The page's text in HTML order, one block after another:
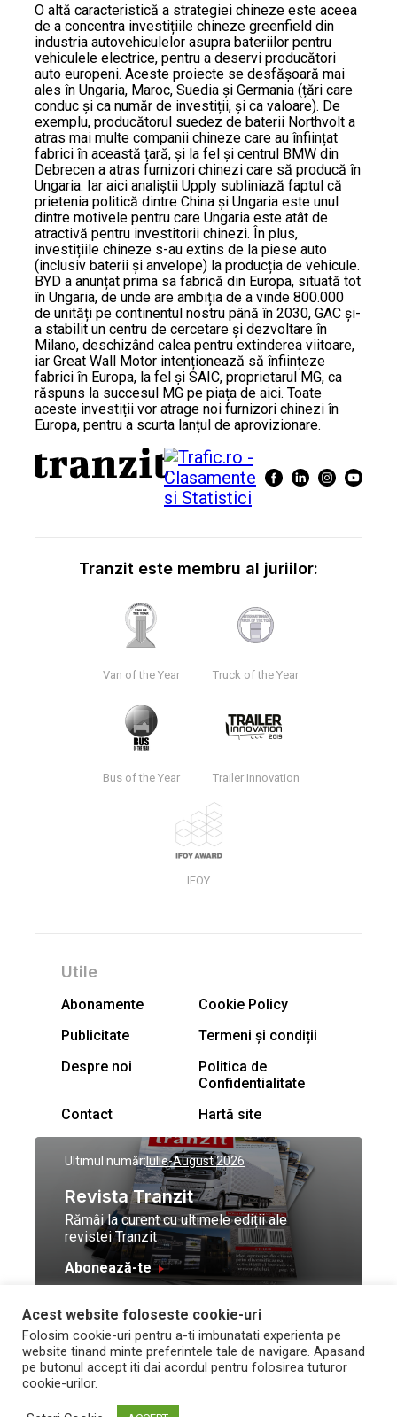
O altă caracteristică a strategiei chineze este aceea
de a concentra investițiile chineze greenfield din
industria autovehiculelor asupra bateriilor pentru
vehiculele electrice, pentru a deservi producători
auto europeni. Aceste proiecte se desfășoară mai
ales în Ungaria, Maroc, Suedia și Germania (țări care
conduc și ca număr de investiții, și ca valoare). De
exemplu, producătorul suedez de baterii Northvolt a
atras mai multe companii chineze care au înființat
fabrici în această țară, și la fel și centrul BMW din
Debrecen a atras furnizori chinezi care să producă în
Ungaria. Iar aici analiștii Upply subliniază faptul că
prietenia politică dintre China și Ungaria este unul
dintre motivele pentru care Ungaria este atât de
atractivă pentru investitorii chinezi. În plus,
investițiile chineze s-au extins de la piese auto
(inclusiv baterii și anvelope) la producția de vehicule.
BYD a anunțat prima sa fabrică din Europa, situată tot
în Ungaria, de unde are ambiția de a vinde 800.000
de unități pe continentul nostru până în 2030, GAC și-
a stabilit un centru de cercetare și dezvoltare în
Milano, deschizând calea pentru extinderea viitoare,
iar Great Wall Motor intenționează să înființeze
fabrici în Europa, la fel și SAIC, proprietarul MG, ca
răspuns la succesul MG pe piața de aici. Toate
aceste investiții vor atrage noi furnizori chinezi în
Europa, pentru a scurta lanțul de aprovizionare.
Tranzit este membru al juriilor:
Van of the Year Truck of the Year
Bus of the Year Trailer Innovation
IFOY
Utile
Abonamente
Cookie Policy
Publicitate
Termeni și condiții
Despre noi
Politica de
Confidentialitate
Contact
Hartă site
Ultimul număr:Iulie-August 2026
Revista Tranzit
Rămâi la curent cu ultimele ediții ale
revistei Tranzit
Abonează-te
© Toate drepturile
rezervate Trafic Media
2026
Design by
and development by Neo
Vision Technologies
Acest website foloseste cookie-uri
Folosim cookie-uri pentru a-ti imbunatati experienta pe
website tinand minte preferintele tale de navigare. Apasand
pe butonul accept iti dai acordul pentru folosirea tuturor
cookie-urilor.